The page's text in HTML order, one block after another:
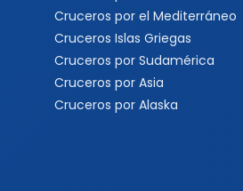
Cruceros por el Mediterráneo
Cruceros Islas Griegas
Cruceros por Sudamérica
Cruceros por Asia
Cruceros por Alaska